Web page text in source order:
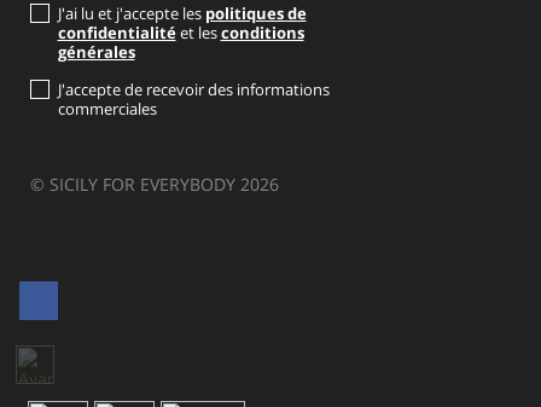
J'ai lu et j'accepte les politiques de
confidentialitéet lesconditions
générales
J'accepte de recevoir des informations
commerciales
© SICILY FOR EVERYBODY 2026